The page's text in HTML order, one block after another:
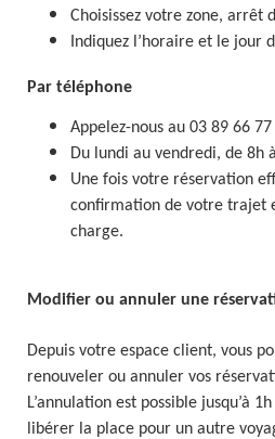
Choisissez votre zone, arrêt
Indiquez l’horaire et le jour
Par téléphone
Appelez-nous au 03 89 66 77
Du lundi au vendredi, de 8h
Une fois votre réservation
confirmation de votre trajet
charge.
Modifier ou annuler une
Depuis votre espace client, vous
renouveler ou annuler vos
L’annulation est possible jusqu’à
libérer la place pour un autre